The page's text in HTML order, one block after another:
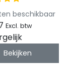
RGBW/
12-24-48v
beschikbaar
Excl. btw
Bekijken